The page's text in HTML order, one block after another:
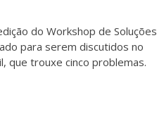
do Workshop de Soluções
para serem discutidos no
que trouxe cinco problemas.